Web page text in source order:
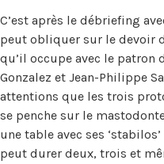
C’est après le débriefing
peut obliquer sur le devoir
qu’il occupe avec le patron
Gonzalez et Jean-Philippe
attentions que les trois
se penche sur le
une table avec ses
peut durer deux, trois et